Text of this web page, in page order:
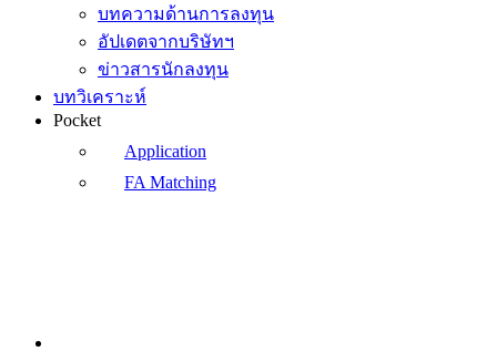
บทความด้านการลงทุน
อัปเดตจากบริษัทฯ
ข่าวสารนักลงทุน
บทวิเคราะห์
Pocket
Application
FA Matching